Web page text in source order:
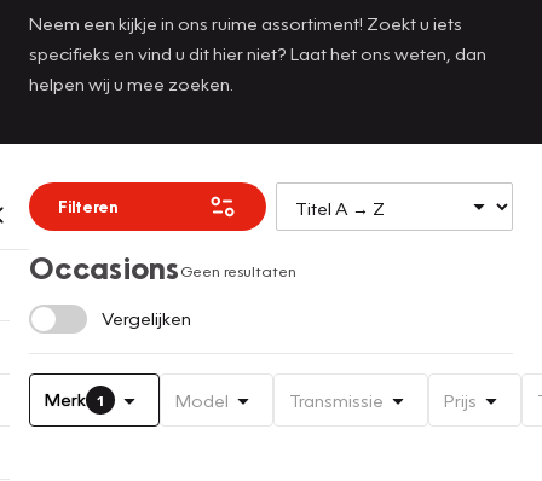
Neem een kijkje in ons ruime assortiment! Zoekt u iets
specifieks en vind u dit hier niet? Laat het ons weten, dan
helpen wij u mee zoeken.
Filteren
OccasionsGeen resultaten
Vergelijken
Merk 1 Model Transmissie Prijs